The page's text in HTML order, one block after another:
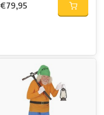
€79,95